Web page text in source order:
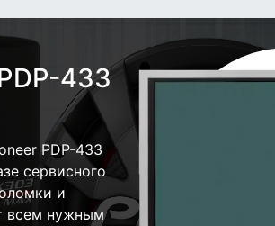
433
PDP-433
сервисного
и
всем нужным